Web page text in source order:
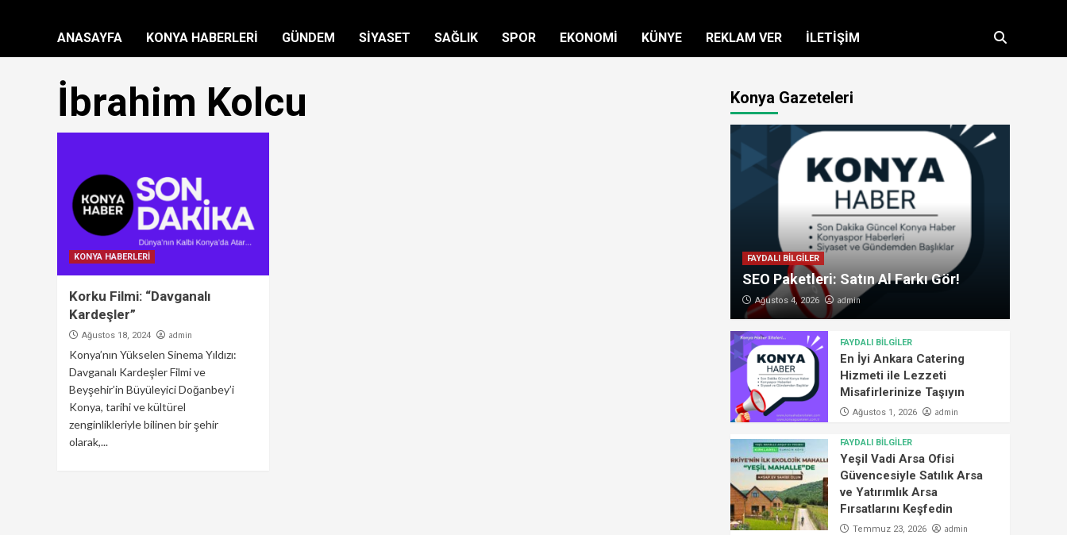
ANASAYFA KONYA HABERLERİ GÜNDEM SİYASET SAĞLIK SPOR EKONOMİ KÜNYE REKLAM VER İLETİŞİM
İbrahim Kolcu
KONYA HABERLERİ
Korku Filmi: “Davganalı
Kardeşler”
Ağustos 18, 2024 admin
Konya’nın Yükselen Sinema Yıldızı:
Davganalı Kardeşler Filmi ve
Beyşehir’in Büyüleyici Doğanbey’i
Konya, tarihi ve kültürel
zenginlikleriyle bilinen bir şehir
olarak,...
Konya Gazeteleri
FAYDALI BİLGİLER
SEO Paketleri: Satın Al Farkı Gör!
Ağustos 4, 2026 admin
FAYDALI BİLGİLER
En İyi Ankara Catering
Hizmeti ile Lezzeti
Misafirlerinize Taşıyın
Ağustos 1, 2026 admin
FAYDALI BİLGİLER
Yeşil Vadi Arsa Ofisi
Güvencesiyle Satılık Arsa
ve Yatırımlık Arsa
Fırsatlarını Keşfedin
Temmuz 23, 2026 admin